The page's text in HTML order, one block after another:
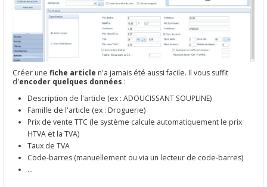
Créer une fiche article n'a jamais été aussi facile. Il vous suffit
d'encoder quelques données :
Description de l'article (ex : ADOUCISSANT SOUPLINE)
Famille de l'article (ex : Droguerie)
Prix de vente TTC (le système calcule automatiquement le prix
HTVA et la TVA)
Taux de TVA
Code-barres (manuellement ou via un lecteur de code-barres)
...